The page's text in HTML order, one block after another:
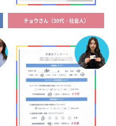
チョウさん（30代・社会人）